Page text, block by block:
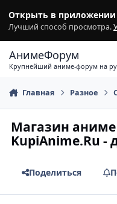
Открыть в приложении
Лучший способ просмотра.
АнимеФорум
Крупнейший аниме-форум на
Главная Разное
Магазин
KupiAnime.Ru -
Поделиться